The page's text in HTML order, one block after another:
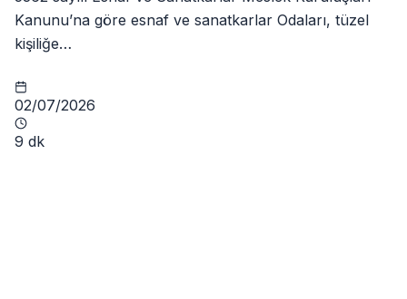
Kanunu’na göre esnaf ve sanatkarlar Odaları, tüzel
kişiliğe…
02/07/2026
9 dk